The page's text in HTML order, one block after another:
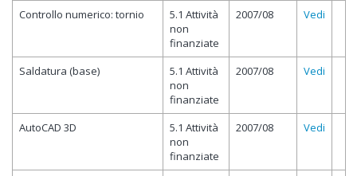
Controllo numerico: tornio
5.1 Attività
non
finanziate
2007/08 Vedi
Saldatura (base)
5.1 Attività
non
finanziate
2007/08 Vedi
AutoCAD 3D
5.1 Attività
non
finanziate
2007/08 Vedi